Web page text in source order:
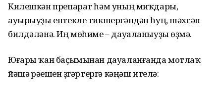
Килешкән препарат һәм уның миҡдары,
ауырыуҙы ентекле тикшергәндән һуң, шәхсән
билдәләнә. Иң мөһиме – дауаланыуҙы өҙмәү.
Юғары ҡан баҫымынан дауаланғанда мотлаҡ
йәшәү рәүешен үҙгәртергә кәңәш ителә: